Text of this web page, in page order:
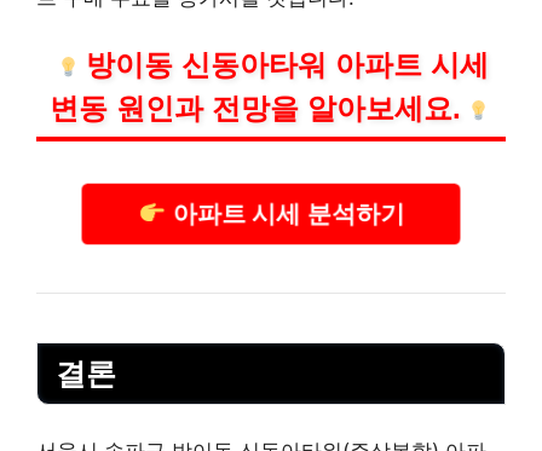
방이동 신동아타워 아파트 시세
변동 원인과 전망을 알아보세요.
아파트 시세 분석하기
결론